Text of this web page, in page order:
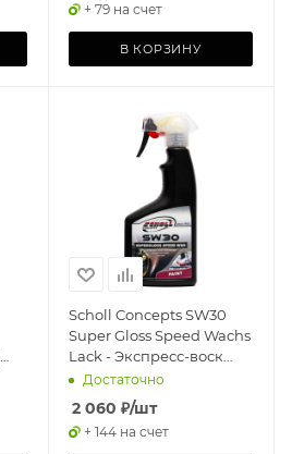
+ 79 на счет
В КОРЗИНУ
Scholl Concepts SW30
Super Gloss Speed Wachs
Lack - Экспресс-воск
супер-блеск спрей
Достаточно
2 060 ₽/шт
+ 144 на счет